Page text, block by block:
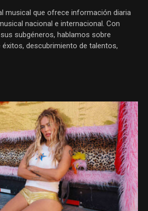
musical que ofrece información diaria
nacional e internacional. Con
subgéneros, hablamos sobre
descubrimiento de talentos,